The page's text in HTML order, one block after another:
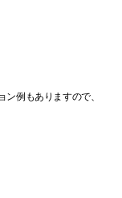
例もありますので、